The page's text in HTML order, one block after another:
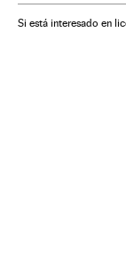
Armas de fogo
Si está interesado en